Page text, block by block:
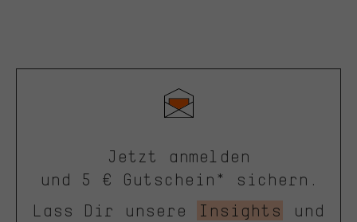
Jetzt anmelden
und 5 € Gutschein* sichern.
Lass Dir unsere
Insights
und